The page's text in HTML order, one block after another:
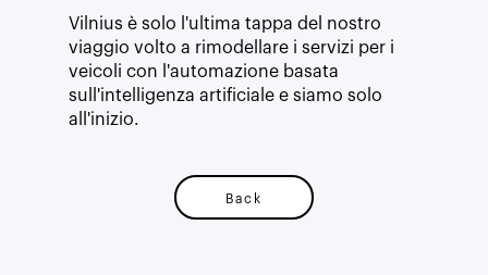
Vilnius è solo l'ultima tappa del nostro
viaggio volto a rimodellare i servizi per i
veicoli con l'automazione basata
sull'intelligenza artificiale e siamo solo
all'inizio.
Back